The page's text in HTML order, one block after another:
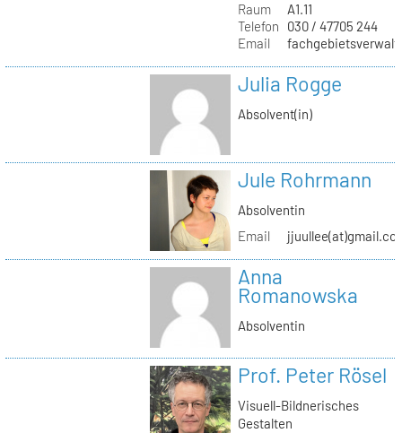
Raum
A1.11
Telefon
030 / 47705 244
Email
Julia Rogge
Absolvent(in)
Jule Rohrmann
Absolventin
Email
Anna
Romanowska
Absolventin
Prof. Peter Rösel
Visuell-Bildnerisches
Gestalten